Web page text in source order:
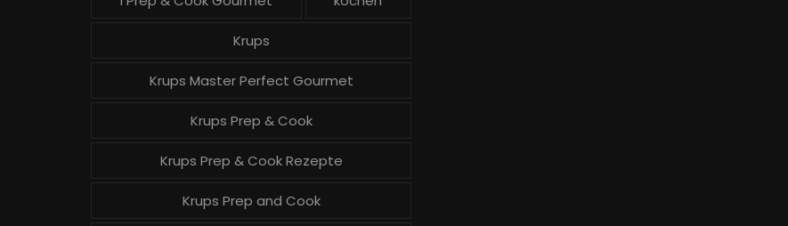
Krups
Krups Master Perfect Gourmet
Krups Prep & Cook
Krups Prep & Cook Rezepte
Krups Prep and Cook